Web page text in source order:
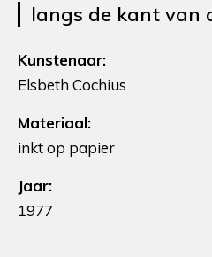
langs de kant van
Kunstenaar:
Elsbeth Cochius
Materiaal:
inkt op papier
Jaar:
1977